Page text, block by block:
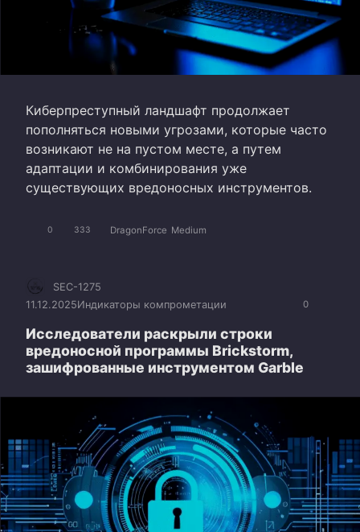
Киберпреступный ландшафт продолжает
пополняться новыми угрозами, которые часто
возникают не на пустом месте, а путем
адаптации и комбинирования уже
существующих вредоносных инструментов.
0 333 DragonForce Medium
0
SEC-1275
11.12.2025Индикаторы компрометации
Исследователи раскрыли строки
вредоносной программы Brickstorm,
зашифрованные инструментом Garble